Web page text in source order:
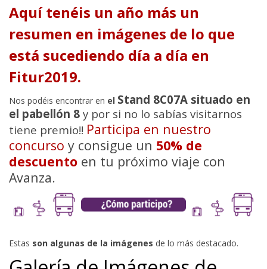
Aquí tenéis un año más un
resumen en imágenes de lo que
está sucediendo día a día en
Fitur2019.
Nos podéis encontrar en el Stand 8C07A situado en
el pabellón 8 y por si no lo sabías visitarnos
tiene premio!! Participa en nuestro
concurso y consigue un 50% de
descuento en tu próximo viaje con
Avanza.
Estas son algunas de la imágenes de lo más destacado.